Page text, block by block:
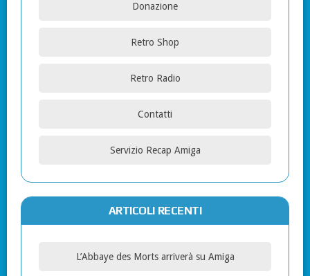
Donazione
Retro Shop
Retro Radio
Contatti
Servizio Recap Amiga
ARTICOLI RECENTI
L’Abbaye des Morts arriverà su Amiga